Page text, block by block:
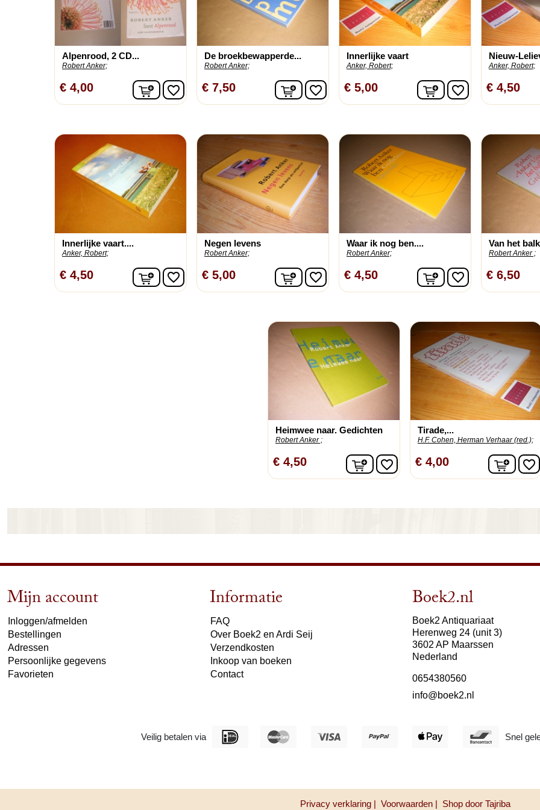
Alpenrood, 2 CD...
Robert Anker;
€ 4,00 In winkelwagen
favorite_border
De broekbewapperde...
Robert Anker;
€ 7,50 In winkelwagen
favorite_border
Innerlijke vaart
Anker, Robert;
€ 5,00 In winkelwagen
favorite_border
Nieuw-
Anker, Robert;
€ 4,50
Innerlijke vaart....
Anker, Robert;
€ 4,50 In winkelwagen
favorite_border
Negen levens
Robert Anker;
€ 5,00 In winkelwagen
favorite_border
Waar ik nog ben....
Robert Anker;
€ 4,50 In winkelwagen
favorite_border
Van het
Robert Anker ;
€ 6,50
Heimwee naar. Gedichten
Robert Anker ;
€ 4,50 In winkelwagen
favorite_border
Tirade,...
H.F. Cohen, Herman Verhaar (red.);
€ 4,00 Infavorite_border
Mijn account
Inloggen/afmelden
Bestellingen
Adressen
Persoonlijke gegevens
Favorieten
Informatie
FAQ
Over Boek2 en Ardi Seij
Verzendkosten
Inkoop van boeken
Contact
Boek2.nl
Boek2 Antiquariaat
Herenweg 24 (unit 3)
3602 AP Maarssen
Nederland
0654380560
info@boek2.nl
Veilig betalen via Snel
Privacy verklaring | Voorwaarden | Shop door Tajriba